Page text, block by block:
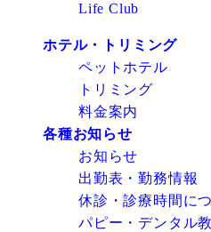
Life Club
ホテル・トリミング
ペットホテル
トリミング
料金案内
各種お知らせ
お知らせ
出勤表・勤務情報
休診・診療時間に
パピー・デンタル